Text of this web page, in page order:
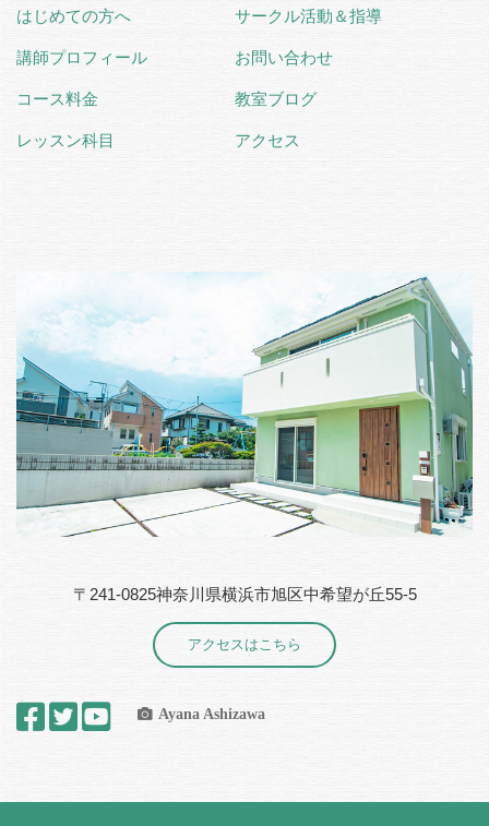
はじめての方へ
講師プロフィール
コース料金
レッスン科目
サークル活動＆指導
お問い合わせ
教室ブログ
アクセス
〒241-0825神奈川県横浜市旭区中希望が丘55-5
アクセスはこちら
Ayana Ashizawa